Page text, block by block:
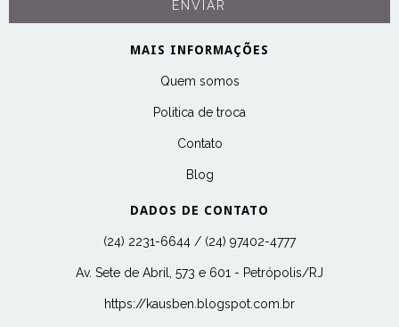
MAIS INFORMAÇÕES
Quem somos
Politica de troca
Contato
Blog
DADOS DE CONTATO
(24) 2231-6644 / (24) 97402-4777
Av. Sete de Abril, 573 e 601 - Petrópolis/RJ
https://kausben.blogspot.com.br